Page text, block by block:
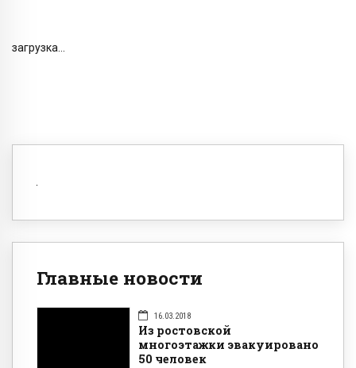
загрузка...
Главные новости
16.03.2018
Из ростовской
многоэтажки эвакуировано
50 человек